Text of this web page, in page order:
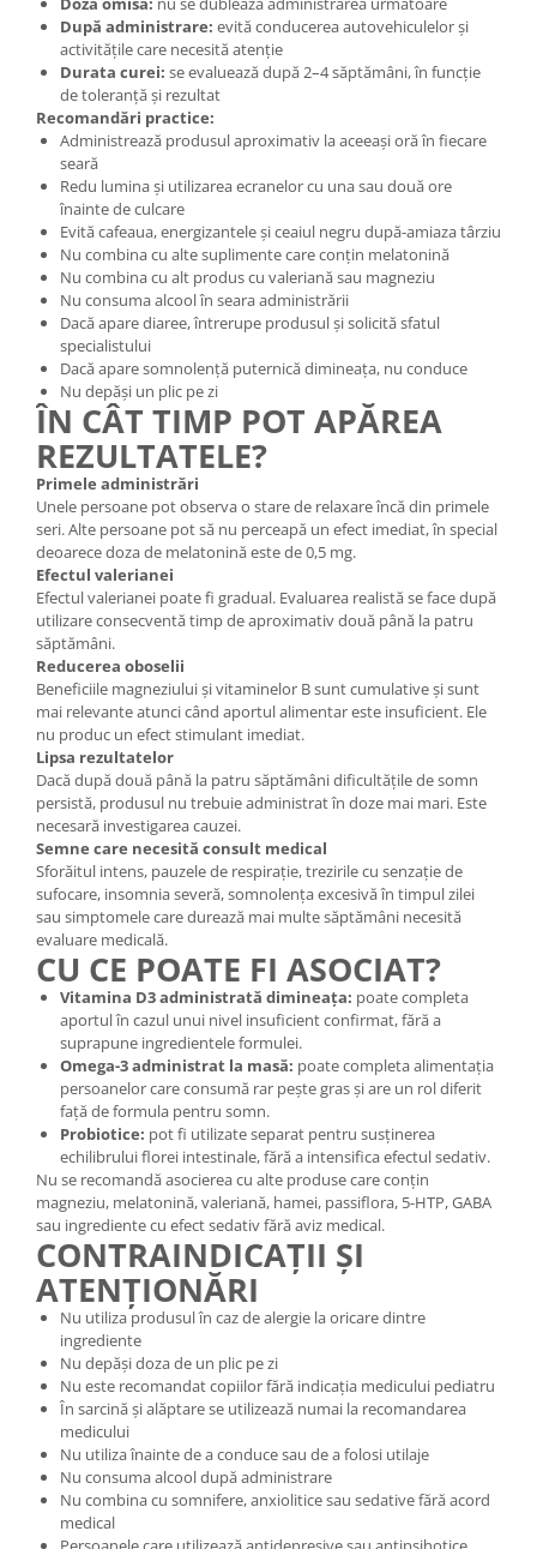
După administrare: evită conducerea autovehiculelor și
activitățile care necesită atenție
Durata curei: se evaluează după 2–4 săptămâni, în funcție
de toleranță și rezultat
Recomandări practice:
Administrează produsul aproximativ la aceeași oră în fiecare
seară
Redu lumina și utilizarea ecranelor cu una sau două ore
înainte de culcare
Evită cafeaua, energizantele și ceaiul negru după-amiaza târziu
Nu combina cu alte suplimente care conțin melatonină
Nu combina cu alt produs cu valeriană sau magneziu
Nu consuma alcool în seara administrării
Dacă apare diaree, întrerupe produsul și solicită sfatul
specialistului
Dacă apare somnolență puternică dimineața, nu conduce
Nu depăși un plic pe zi
ÎN CÂT TIMP POT APĂREA
REZULTATELE?
Primele administrări
Unele persoane pot observa o stare de relaxare încă din primele
seri. Alte persoane pot să nu perceapă un efect imediat, în special
deoarece doza de melatonină este de 0,5 mg.
Efectul valerianei
Efectul valerianei poate fi gradual. Evaluarea realistă se face după
utilizare consecventă timp de aproximativ două până la patru
săptămâni.
Reducerea oboselii
Beneficiile magneziului și vitaminelor B sunt cumulative și sunt
mai relevante atunci când aportul alimentar este insuficient. Ele
nu produc un efect stimulant imediat.
Lipsa rezultatelor
Dacă după două până la patru săptămâni dificultățile de somn
persistă, produsul nu trebuie administrat în doze mai mari. Este
necesară investigarea cauzei.
Semne care necesită consult medical
Sforăitul intens, pauzele de respirație, trezirile cu senzație de
sufocare, insomnia severă, somnolența excesivă în timpul zilei
sau simptomele care durează mai multe săptămâni necesită
evaluare medicală.
CU CE POATE FI ASOCIAT?
Vitamina D3 administrată dimineața: poate completa
aportul în cazul unui nivel insuficient confirmat, fără a
suprapune ingredientele formulei.
Omega-3 administrat la masă: poate completa alimentația
persoanelor care consumă rar pește gras și are un rol diferit
față de formula pentru somn.
Probiotice: pot fi utilizate separat pentru susținerea
echilibrului florei intestinale, fără a intensifica efectul sedativ.
Nu se recomandă asocierea cu alte produse care conțin
magneziu, melatonină, valeriană, hamei, passiflora, 5-HTP, GABA
sau ingrediente cu efect sedativ fără aviz medical.
CONTRAINDICAȚII ȘI
ATENȚIONĂRI
Nu utiliza produsul în caz de alergie la oricare dintre
ingrediente
Nu depăși doza de un plic pe zi
Nu este recomandat copiilor fără indicația medicului pediatru
În sarcină și alăptare se utilizează numai la recomandarea
medicului
Nu utiliza înainte de a conduce sau de a folosi utilaje
Nu consuma alcool după administrare
Nu combina cu somnifere, anxiolitice sau sedative fără acord
medical